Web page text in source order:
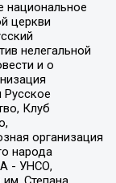
национальное
церкви
нелегальной
и о
Русское
Клуб
организация
народа
- УНСО,